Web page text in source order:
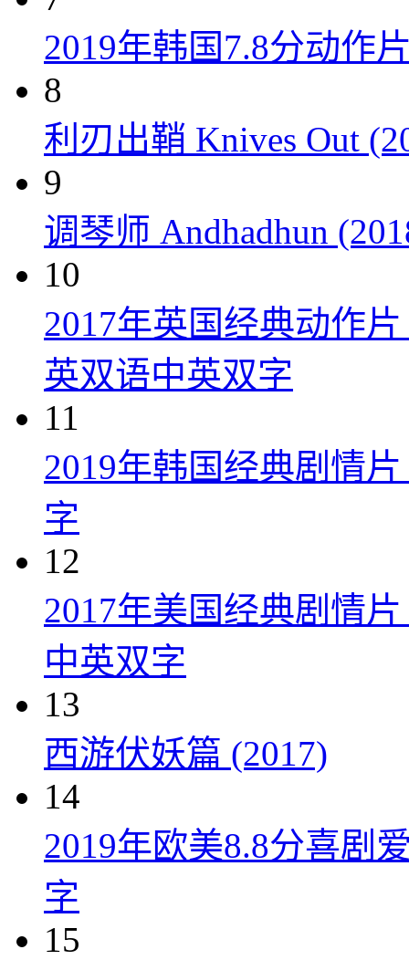
2019年韩国7.8分动作
8
利刃出鞘 Knives Out
9
调琴师 Andhadhun
10
2017年英国经典动作
英双语中英双字
11
2019年韩国经典剧情
字
12
2017年美国经典剧情
中英双字
13
西游伏妖篇 (2017)
14
2019年欧美8.8分喜剧
字
15